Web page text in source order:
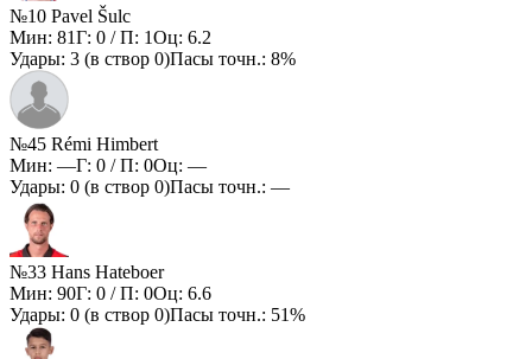
№10 Pavel Šulc
Мин: 81Г: 0 / П: 1Оц: 6.2
Удары: 3 (в створ 0)Пасы точн.: 8%
№45 Rémi Himbert
Мин: —Г: 0 / П: 0Оц: —
Удары: 0 (в створ 0)Пасы точн.: —
№33 Hans Hateboer
Мин: 90Г: 0 / П: 0Оц: 6.6
Удары: 0 (в створ 0)Пасы точн.: 51%